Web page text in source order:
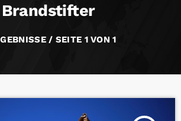
Brandstifter
/ SEITE 1 VON 1